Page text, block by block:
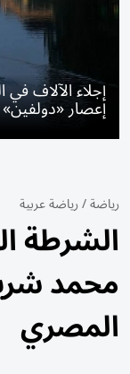
إجلاء الآلاف
إعصار «دولفين»
رياضة/رياضة عربية
الشرطة
محمد
المصري